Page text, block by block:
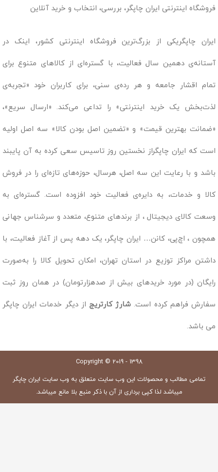
فروشگاه اینترنتی ایران چاپگر، بررسی، انتخاب و خرید آنلاین
ایران چاپگریکی از بزرگ‌ترین فروشگاه اینترنتی کشور، اینک در
آستانه‌ی دهمین سال فعالیت، با گستره‌ای از کالاهای متنوع برای
تمام اقشار جامعه و هر رده‌ی سنی، برای کاربران خود «تجربه‌ی
لذت‌بخش یک خرید اینترنتی» را تداعی می‌کند. «ارسال سریع»،
«ضمانت بهترین قیمت» و «تضمین اصل بودن کالا» سه اصل اولیه
است که ایران چاپگراز نخستین روز تاسیس سعی کرده به آن پایبند
باشد و با رعایت این سه اصل، هرسال، حوزه‌های تازه‌ای را در فروش
کالا و خدمات، به دایره‌ی فعالیت خود افزوده است. گستره‌ای به
وسعت کالای دیجیتال ، از برندهای متنوع، متعدد و سرشناس جهانی
همچون ، اچ‌پی، کانن… ایران چاپگر، یک دهه پس از آغاز فعالیت، با
داشتن مراکز توزیع در استان تهران، امکان تحویل کالا را به‌صورت
رایگان (در مورد خریدهای بیش از صدهزارتومان) در همان روز ثبت
سفارش فراهم کرده است. شارژ کارتریج از دیگر خدمات ایران چاپگر
می باشد.
Copyright © 2019 - 1398
تمامی مطالب و محصولات این وب سایت متعلق به وب سایت ایران چاپگر
میباشد لذا کپی برداری از آن با ذکر منبع بلا مانع میباشد.